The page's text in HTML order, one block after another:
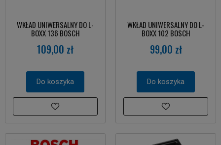
WKŁAD UNIWERSALNY DO L-
BOXX 136 BOSCH
109,00 zł
Do koszyka
WKŁAD UNIWERSALNY DO L-
BOXX 102 BOSCH
99,00 zł
Do koszyka